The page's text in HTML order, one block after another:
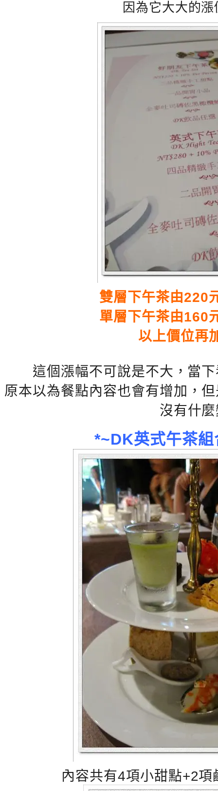
因為它大大的
雙層下午茶由220
單層下午茶由160
以上價位再
這個漲幅不可說是不大，當
原本以為餐點內容也會有增加，
沒有什
*~DK英式午茶
內容共有4項小甜點+2